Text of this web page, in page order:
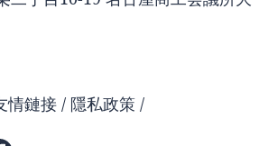
情鏈接 隱私政策